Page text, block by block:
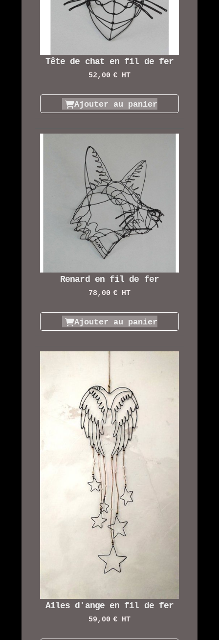
Tête de chat en fil de fer
52,00 € HT
Ajouter au panier
Renard en fil de fer
78,00 € HT
Ajouter au panier
Ailes d'ange en fil de fer
59,00 € HT